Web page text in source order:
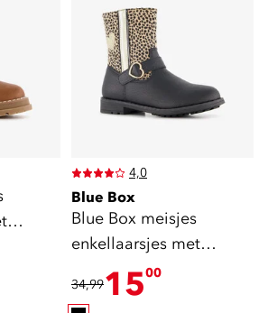
4,0
Blue Box
Blue Box meisjes
enkellaarsjes met
luipaardprint zwart
34,991500